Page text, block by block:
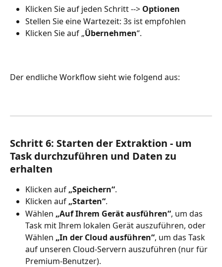
Klicken Sie auf jeden Schritt --> Optionen
Stellen Sie eine Wartezeit: 3s ist empfohlen
Klicken Sie auf „Übernehmen“.
Der endliche Workflow sieht wie folgend aus:
Schritt 6: Starten der Extraktion - um
Task durchzuführen und Daten zu
erhalten
Klicken auf „Speichern“.
Klicken auf „Starten“.
Wählen „Auf Ihrem Gerät ausführen“, um das
Task mit Ihrem lokalen Gerät auszuführen, oder
Wählen „In der Cloud ausführen“, um das Task
auf unseren Cloud-Servern auszuführen (nur für
Premium-Benutzer).